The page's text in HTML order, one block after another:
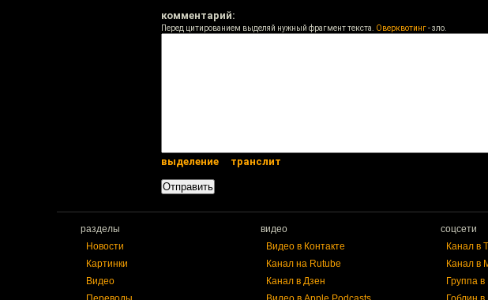
комментарий:
Перед цитированием выделяй нужный фрагмент текста. Оверквотинг- зло.
выделение транслит
разделы
Новости
Картинки
Видео
видео
Видео в Контакте
Канал на Rutube
Канал в Дзен
соцсети
Канал в
Канал в
Группа в